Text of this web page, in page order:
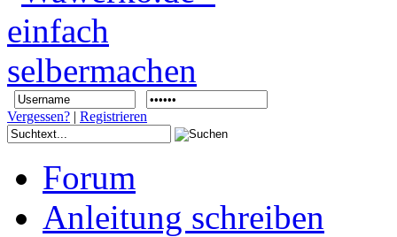
Vergessen? | Registrieren
Forum
Anleitung schreiben